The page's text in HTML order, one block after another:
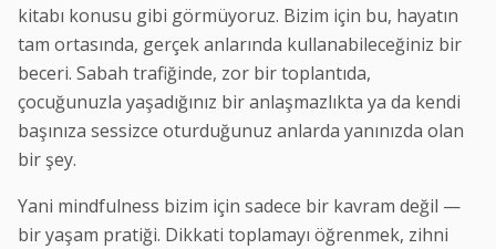
kitabı konusu gibi görmüyoruz. Bizim için bu, hayatın
tam ortasında, gerçek anlarında kullanabileceğiniz bir
beceri. Sabah trafiğinde, zor bir toplantıda,
çocuğunuzla yaşadığınız bir anlaşmazlıkta ya da kendi
başınıza sessizce oturduğunuz anlarda yanınızda olan
bir şey.
Yani mindfulness bizim için sadece bir kavram değil —
bir yaşam pratiği. Dikkati toplamayı öğrenmek, zihni